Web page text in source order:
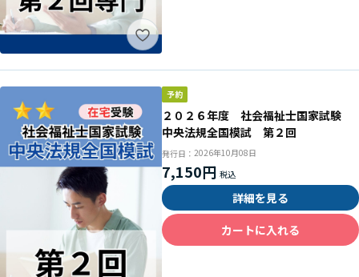
２０２６年度 社会福祉士国家試験
中央法規全国模試 第２回
発行日： 2026年10月08日
7,150円
詳細を見る
カートに入れる